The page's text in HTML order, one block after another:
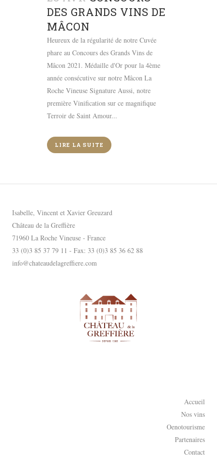
DES GRANDS VINS DE
MÂCON
Heureux de la régularité de notre Cuvée
phare au Concours des Grands Vins de
Mâcon 2021. Médaille d'Or pour la 4ème
année consécutive sur notre Mâcon La
Roche Vineuse Signature Aussi, notre
première Vinification sur ce magnifique
Terroir de Saint Amour...
LIRE LA SUITE
Isabelle, Vincent et Xavier Greuzard
Château de la Greffière
71960 La Roche Vineuse - France
33 (0)3 85 37 79 11 - Fax: 33 (0)3 85 36 62 88
info@chateaudelagreffiere.com
Accueil
Nos vins
Oenotourisme
Partenaires
Contact